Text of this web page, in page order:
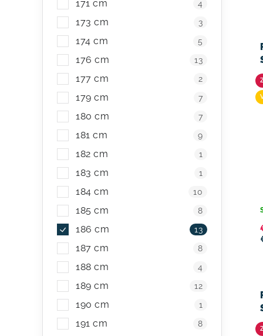
171 cm 4
173 cm 3
174 cm 5
176 cm 13
177 cm 2
179 cm 7
180 cm 7
181 cm 9
182 cm 1
183 cm 1
184 cm 10
185 cm 8
186 cm 13
187 cm 8
188 cm 4
189 cm 12
190 cm 1
191 cm 8